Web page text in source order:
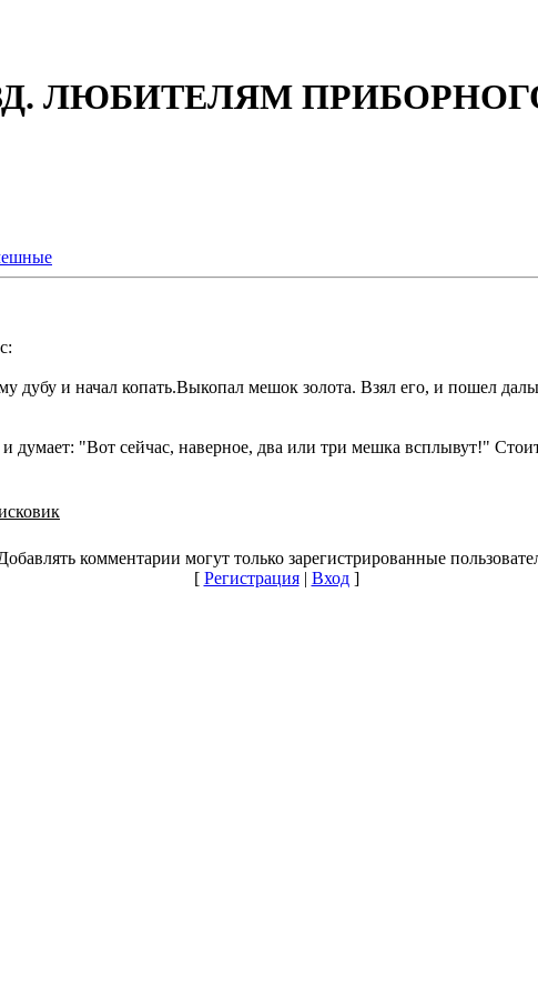
ЛЮБИТЕЛЯМ
и начал копать.Выкопал мешок золота. Взял его, и пошел
думает: "Вот сейчас, наверное, два или три мешка всплывут!"
комментарии могут только зарегистрированные
[ Регистрация| Вход]